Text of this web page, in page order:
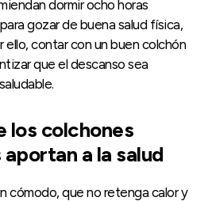
dormir ocho horas
gozar de buena salud física,
ello, contar con un buen colchón
que el descanso sea
los colchones
a la salud
cómodo, que no retenga calor y